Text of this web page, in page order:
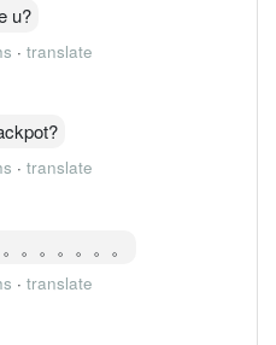
u?
· translate
· translate
。。。。。。
· translate